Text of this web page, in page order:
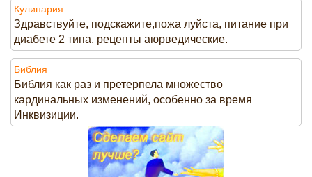
Кулинария
Здравствуйте, подскажите,пожа луйста, питание при
диабете 2 типа, рецепты аюрведические.
Библия
Библия как раз и претерпела множество
кардинальных изменений, особенно за время
Инквизиции.